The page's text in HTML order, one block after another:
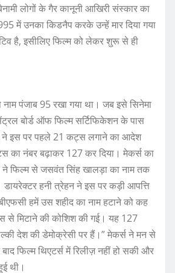
लोगों के गैर कानूनी आखिरी संस्कार का
में उनका किडनैप करके उन्हें मार दिया गया
है, इसीलिए फिल्म को लेकर शुरू से ही
पंजाब 95 रखा गया था। जब इसे सिनेमा
बोर्ड ऑफ फिल्म सर्टिफिकेशन के पास
ने इस पर पहले 21 कट्स लगाने का आदेश
का नंबर बढ़ाकर 127 कर दिया। मेकर्स का
ने फिल्म से जसवंत सिंह खालड़ा का नाम तक
डायरेक्टर हनी त्रेहन ने इस पर कड़ी आपत्ति
हमें उस शहीद का नाम हटाने को कह
से मिटाने की कोशिश की गई। यह 127
देश की डेमोक्रेसी पर हैं।” मेकर्स ने मन से
फिल्म थिएटर्स में रिलीज़ नहीं हो सकी और
थी।